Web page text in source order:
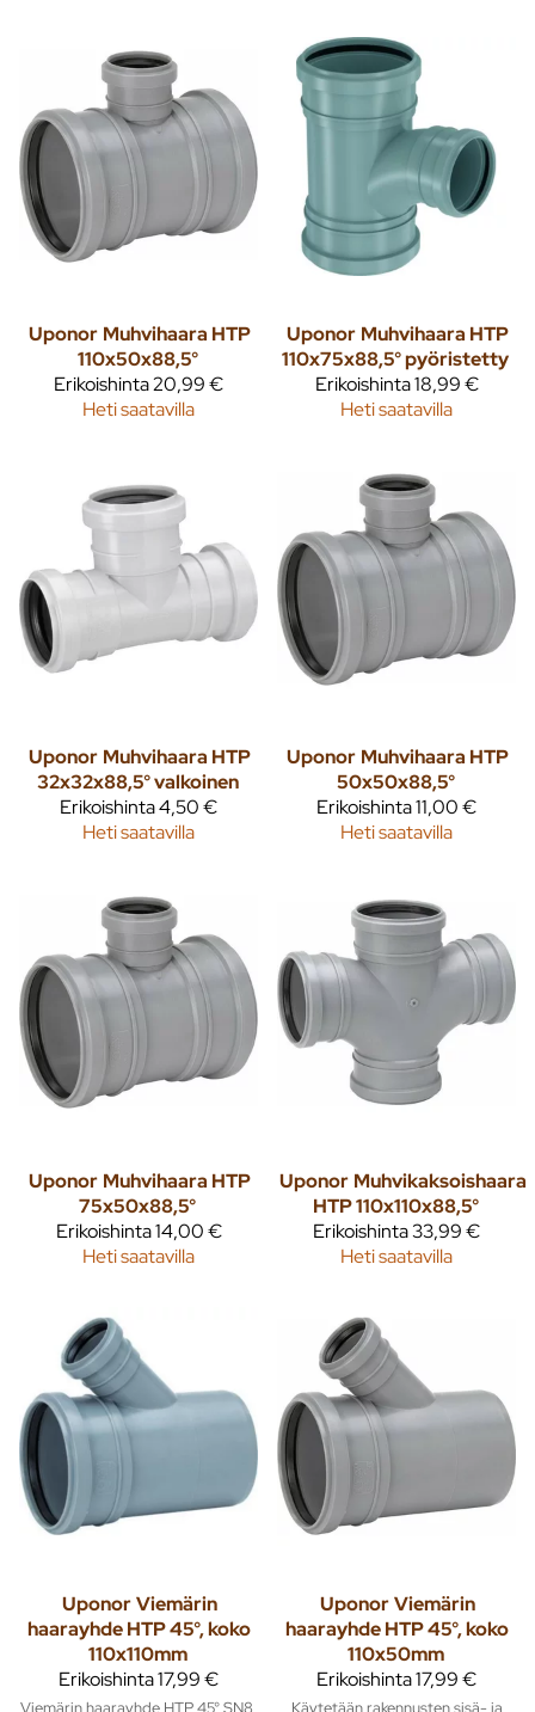
Uponor Muhvihaara HTP
110x50x88,5°
Erikoishinta20,99 €
Heti saatavilla
Uponor Muhvihaara HTP
110x75x88,5° pyöristetty
Erikoishinta18,99 €
Heti saatavilla
Uponor Muhvihaara HTP
32x32x88,5° valkoinen
Erikoishinta4,50 €
Heti saatavilla
Uponor Muhvihaara HTP
50x50x88,5°
Erikoishinta11,00 €
Heti saatavilla
Uponor Muhvihaara HTP
75x50x88,5°
Erikoishinta14,00 €
Heti saatavilla
Uponor Muhvikaksoishaara
HTP 110x110x88,5°
Erikoishinta33,99 €
Heti saatavilla
UponorViemärin
haarayhde HTP 45°, koko
110x110mm
Erikoishinta17,99 €
Viemärin haarayhde HTP 45° SN8,
UponorViemärin
haarayhde HTP 45°, koko
110x50mm
Erikoishinta17,99 €
Käytetään rakennusten sisä- ja